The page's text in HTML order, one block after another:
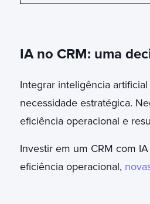
IA no CRM: uma
Integrar inteligência
necessidade estratégica.
eficiência operacional e
Investir em um CRM com
eficiência operacional,